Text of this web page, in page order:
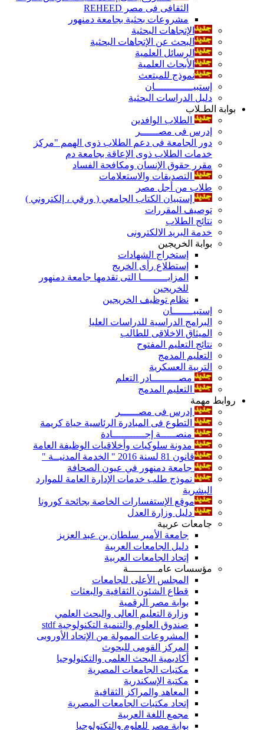
الثقافى فى مصر REHEED
مشروعات بحثية بجامعة دمنهور
الإتجاهات البحثية
البحث عن الإتجاهات البحثية
الرسائل العلمية
الأبحاث العلمية
نموذج للمبتعث
إستبيـــــــــــــان
دليل الدراسات البحثية
بوابة الطـلاب
الطلاب الوافدين
إدرس فى مصــــــر
دور الجامعة فى دعم الطلاب ذوى الهمم "مركز
خدمات الطلاب ذوى الإعاقة بجامعة دم
مقرر حقوق الإنسان ومكافحة الفساد
التصديقات والاستعلامات
طلاب من أجل مصر
إستبيان الكتاب الجامعي ( ورقي ، إلكتروني )
توصيف المقررات
نتائج الطلاب
خدمة البريد الالكترونى
بوابة الخريجين
إستخراج الشهادات
إستطلاع رأى الخريج
المزايـــــــــا التى تقدمها جامعة دمنهور
للخريجين
نظام توظيف الخريجين
إستبيـــــــان
البرامج الدراسية للدراسات العليا
الميثاق الاخلاقى للطالب
نتائج التعليم المفتوح
التعليم المدمج
التربية العسكرية
مصـــــــــادر التعلم
التعليم المدمج
روابط مهمة
إدرس فى مصــــــر
التطوع فى المبادرة الرئاسية حياة كريمة
منصـــــة إجـــــــــــادة
مدونة سلوكيات وأخلاقيات الوظيفة العامة
قانون 81 لسنة 2016 " الخدمة المدنيــة "
جامعة دمنهور في عيون الصحافة
نموذج طلب خدمات الإدارة العامة للموارد
البشرية
موقع الإستفسارات الخاصة بجائحة كورونا
دليل وزارة العدل
جامعات عربية
جامعة الأمير سلطان بن عبد العزيز
دليل الجامعات العربية
إتحاد الجامعات العربية
مؤسسات عامــــــــــة
المجلس الأعلى للجامعات
قطاع الشئون الثقافية والبعثات
بوابة مصر الرقمية
وزارة التعليم العالى والبحث العلمي
صندوق العلوم والتنمية التكنولوجية stdf
المشروعات الممولة من الإتحاد الأوروبى
المركز القومى للبحوث
أكاديمية البحث العلمى والتكنولوجيا
مكتبات الجامعات المصرية
مكتبة الإسكندرية
المعاهد والمراكز الثقافية
إتحاد مكتبات الجامعات المصرية
مجمع اللغة العربية
بوابة مصر للعلوم والتكتولوجيا